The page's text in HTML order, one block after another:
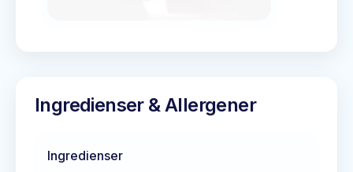
Ingredienser & Allergener
Ingredienser